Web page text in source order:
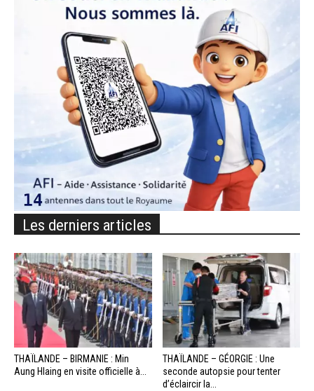
Les derniers articles
THAÏLANDE – BIRMANIE : Min
Aung Hlaing en visite officielle à...
THAÏLANDE – GÉORGIE : Une
seconde autopsie pour tenter
d’éclaircir la...